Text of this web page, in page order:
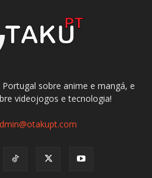
sobre anime e mangá, e
videojogos e tecnologia!